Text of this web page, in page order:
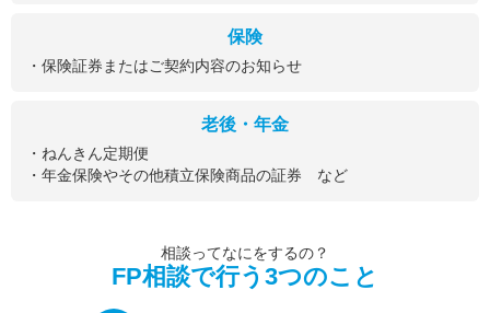
保険
・保険証券またはご契約内容のお知らせ
老後・年金
・ねんきん定期便
・年金保険やその他積立保険商品の証券 など
相談ってなにをするの？
FP相談で行う3つのこと